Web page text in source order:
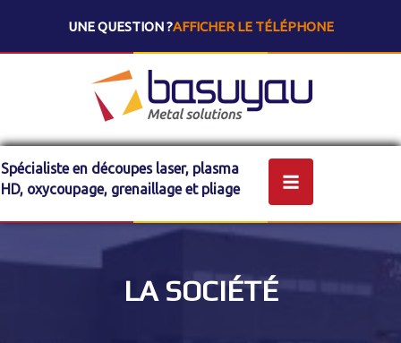
UNE QUESTION ?AFFICHER LE TÉLÉPHONE
Spécialiste en découpes laser, plasma
HD, oxycoupage, grenaillage et pliage
LA SOCIÉTÉ